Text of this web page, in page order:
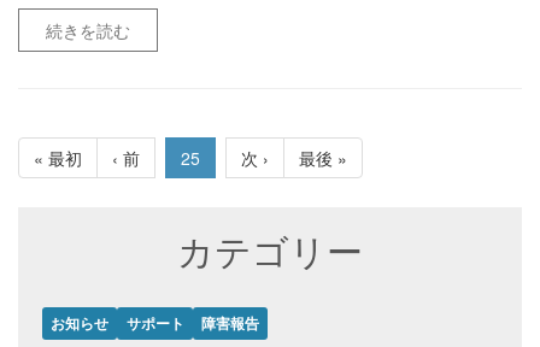
続きを読む
« 最初 ‹ 前 25 次 › 最後 »
カテゴリー
お知らせ サポート 障害報告